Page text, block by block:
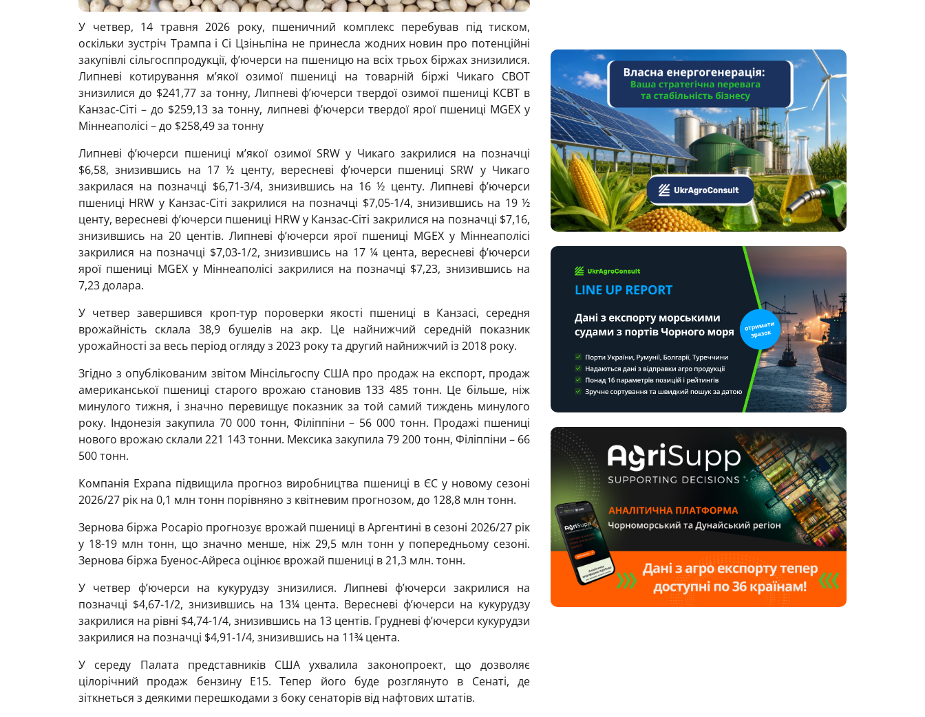
У четвер, 14 травня 2026 року, пшеничний комплекс перебував під тиском,
оскільки зустріч Трампа і Сі Цзіньпіна не принесла жодних новин про потенційні
закупівлі сільгосппродукції, ф’ючерси на пшеницю на всіх трьох біржах знизилися.
Липневі котирування м’якої озимої пшениці на товарній біржі Чикаго CBOT
знизилися до $241,77 за тонну, Липневі ф’ючерси твердої озимої пшениці KCBT в
Канзас-Сіті – до $259,13 за тонну, липневі ф’ючерси твердої ярої пшениці MGEХ у
Міннеаполісі – до $258,49 за тонну
Липневі ф’ючерси пшениці м’якої озимої SRW у Чикаго закрилися на позначці
$6,58, знизившись на 17 ½ центу, вересневі ф’ючерси пшениці SRW у Чикаго
закрилася на позначці $6,71-3/4, знизившись на 16 ½ центу. Липневі ф’ючерси
пшениці HRW у Канзас-Сіті закрилися на позначці $7,05-1/4, знизившись на 19 ½
центу, вересневі ф’ючерси пшениці HRW у Канзас-Сіті закрилися на позначці $7,16,
знизившись на 20 центів. Липневі ф’ючерси ярої пшениці MGEХ у Міннеаполісі
закрилися на позначці $7,03-1/2, знизившись на 17 ¼ цента, вересневі ф’ючерси
ярої пшениці MGEХ у Міннеаполісі закрилися на позначці $7,23, знизившись на
7,23 долара.
У четвер завершився кроп-тур пороверки якості пшениці в Канзасі, середня
врожайність склала 38,9 бушелів на акр. Це найнижчий середній показник
урожайності за весь період огляду з 2023 року та другий найнижчий із 2018 року.
Згідно з опублікованим звітом Мінсільгоспу США про продаж на експорт, продаж
американської пшениці старого врожаю становив 133 485 тонн. Це більше, ніж
минулого тижня, і значно перевищує показник за той самий тиждень минулого
року. Індонезія закупила 70 000 тонн, Філіппіни – 56 000 тонн. Продажі пшениці
нового врожаю склали 221 143 тонни. Мексика закупила 79 200 тонн, Філіппіни – 66
500 тонн.
Компанія Expana підвищила прогноз виробництва пшениці в ЄС у новому сезоні
2026/27 рік на 0,1 млн тонн порівняно з квітневим прогнозом, до 128,8 млн тонн.
Зернова біржа Росаріо прогнозує врожай пшениці в Аргентині в сезоні 2026/27 рік
у 18-19 млн тонн, що значно менше, ніж 29,5 млн тонн у попередньому сезоні.
Зернова біржа Буенос-Айреса оцінює врожай пшениці в 21,3 млн. тонн.
У четвер ф’ючерси на кукурудзу знизилися. Липневі ф’ючерси закрилися на
позначці $4,67-1/2, знизившись на 13¼ цента. Вересневі ф’ючерси на кукурудзу
закрилися на рівні $4,74-1/4, знизившись на 13 центів. Грудневі ф’ючерси кукурудзи
закрилися на позначці $4,91-1/4, знизившись на 11¾ цента.
У середу Палата представників США ухвалила законопроект, що дозволяє
цілорічний продаж бензину E15. Тепер його буде розглянуто в Сенаті, де
зіткнеться з деякими перешкодами з боку сенаторів від нафтових штатів.